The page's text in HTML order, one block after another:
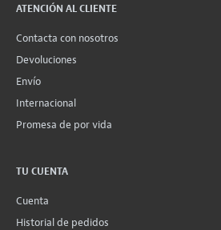
ATENCIÓN AL CLIENTE
Contacta con nosotros
Devoluciones
Envío
Internacional
Promesa de por vida
TU CUENTA
Cuenta
Historial de pedidos